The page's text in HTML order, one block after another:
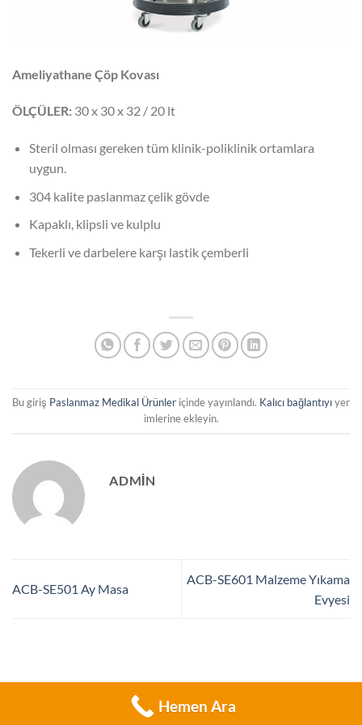
Ameliyathane Çöp Kovası
ÖLÇÜLER: 30 x 30 x 32 / 20 lt
Steril olması gereken tüm klinik-poliklinik ortamlara
uygun.
304 kalite paslanmaz çelik gövde
Kapaklı, klipsli ve kulplu
Tekerli ve darbelere karşı lastik çemberli
Bu giriş Paslanmaz Medikal Ürünler içinde yayınlandı. Kalıcı bağlantıyıyer
imlerine ekleyin.
ADMIN
ACB-SE501 Ay Masa
ACB-SE601 Malzeme Yıkama
Evyesi
Copyright 2026 ©Flatsome Theme
Hemen Ara